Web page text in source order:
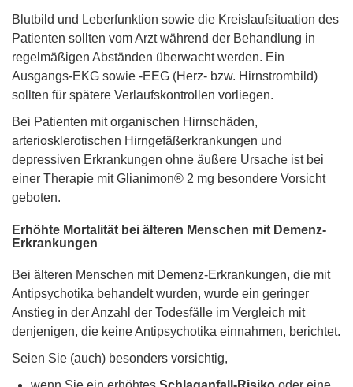
Blutbild und Leberfunktion sowie die Kreislaufsituation des
Patienten sollten vom Arzt während der Behandlung in
regelmäßigen Abständen überwacht werden. Ein
Ausgangs-EKG sowie -EEG (Herz- bzw. Hirnstrombild)
sollten für spätere Verlaufskontrollen vorliegen.
Bei Patienten mit organischen Hirnschäden,
arteriosklerotischen Hirngefäßerkrankungen und
depressiven Erkrankungen ohne äußere Ursache ist bei
einer Therapie mit Glianimon® 2 mg besondere Vorsicht
geboten.
Erhöhte Mortalität bei älteren Menschen mit Demenz-
Erkrankungen
Bei älteren Menschen mit Demenz-Erkrankungen, die mit
Antipsychotika behandelt wurden, wurde ein geringer
Anstieg in der Anzahl der Todesfälle im Vergleich mit
denjenigen, die keine Antipsychotika einnahmen, berichtet.
Seien Sie (auch) besonders vorsichtig,